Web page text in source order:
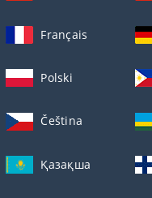
Français
Polski
Čeština
Қазақша